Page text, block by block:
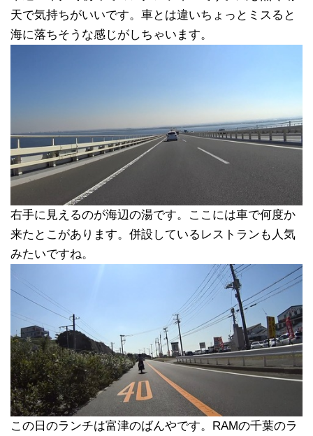
天で気持ちがいいです。車とは違いちょっとミスると
海に落ちそうな感じがしちゃいます。
右手に見えるのが海辺の湯です。ここには車で何度か
来たとこがあります。併設しているレストランも人気
みたいですね。
この日のランチは富津のばんやです。RAMの千葉のラ